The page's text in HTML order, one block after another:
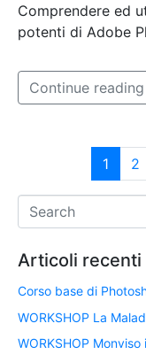
Comprendere ed
potenti di Adobe
Continue reading
1 2
Articoli recenti
Corso base di
WORKSHOP La
WORKSHOP